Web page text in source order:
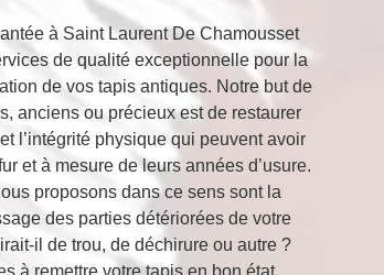
à Saint Laurent De Chamousset
de qualité exceptionnelle pour la
de vos tapis antiques. Notre but de
anciens ou précieux est de restaurer
l’intégrité physique qui peuvent avoir
et à mesure de leurs années d’usure.
proposons dans ce sens sont la
des parties détériorées de votre
il de trou, de déchirure ou autre ?
à remettre votre tapis en bon état.